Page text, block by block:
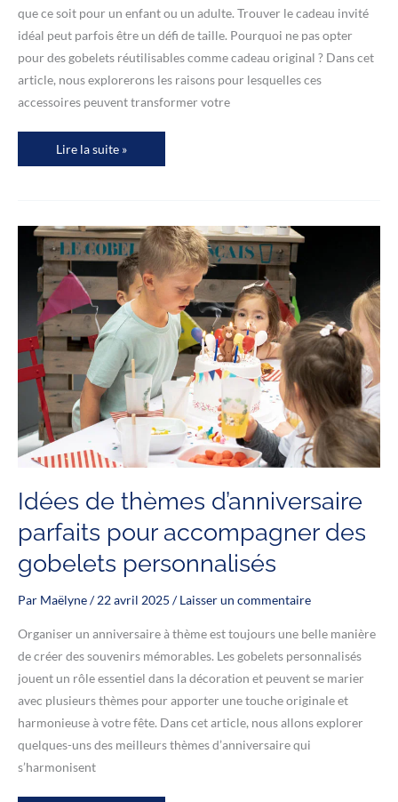
que ce soit pour un enfant ou un adulte. Trouver le cadeau invité
idéal peut parfois être un défi de taille. Pourquoi ne pas opter
pour des gobelets réutilisables comme cadeau original ? Dans cet
article, nous explorerons les raisons pour lesquelles ces
accessoires peuvent transformer votre
Gobelets
:
les
cadeaux
d’invités
d’anniversaire
?
Lire la suite »
Idées de thèmes d’anniversaire
parfaits pour accompagner des
gobelets personnalisés
Par Maëlyne/22 avril 2025 /Laisser un commentaire
Organiser un anniversaire à thème est toujours une belle manière
de créer des souvenirs mémorables. Les gobelets personnalisés
jouent un rôle essentiel dans la décoration et peuvent se marier
avec plusieurs thèmes pour apporter une touche originale et
harmonieuse à votre fête. Dans cet article, nous allons explorer
quelques-uns des meilleurs thèmes d’anniversaire qui
s’harmonisent